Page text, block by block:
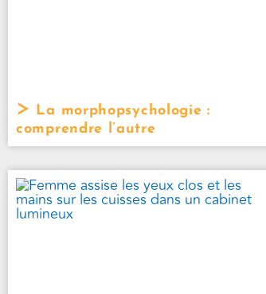
La morphopsychologie :
comprendre l’autre